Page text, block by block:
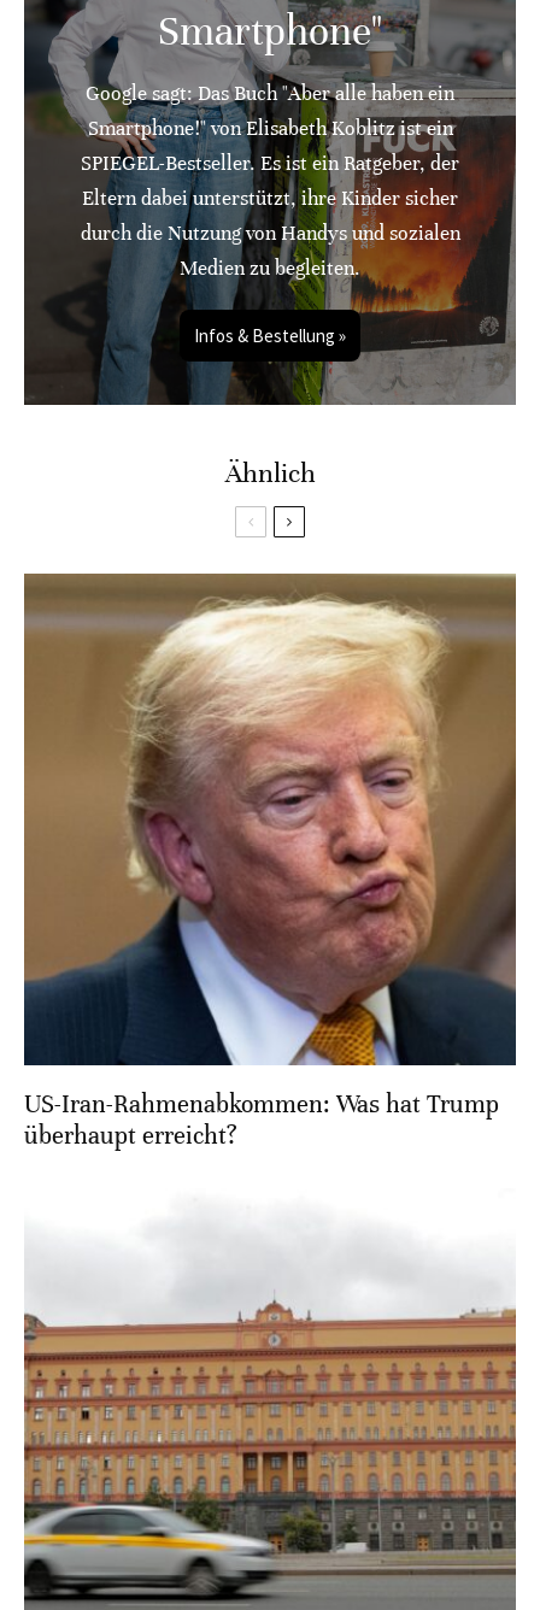
Smartphone"
Google sagt: Das Buch "Aber alle haben ein
Smartphone!" von Elisabeth Koblitz ist ein
SPIEGEL-Bestseller. Es ist ein Ratgeber, der
Eltern dabei unterstützt, ihre Kinder sicher
durch die Nutzung von Handys und sozialen
Medien zu begleiten.
Infos & Bestellung »
Ähnlich
US-Iran-Rahmenabkommen: Was hat Trump
überhaupt erreicht?